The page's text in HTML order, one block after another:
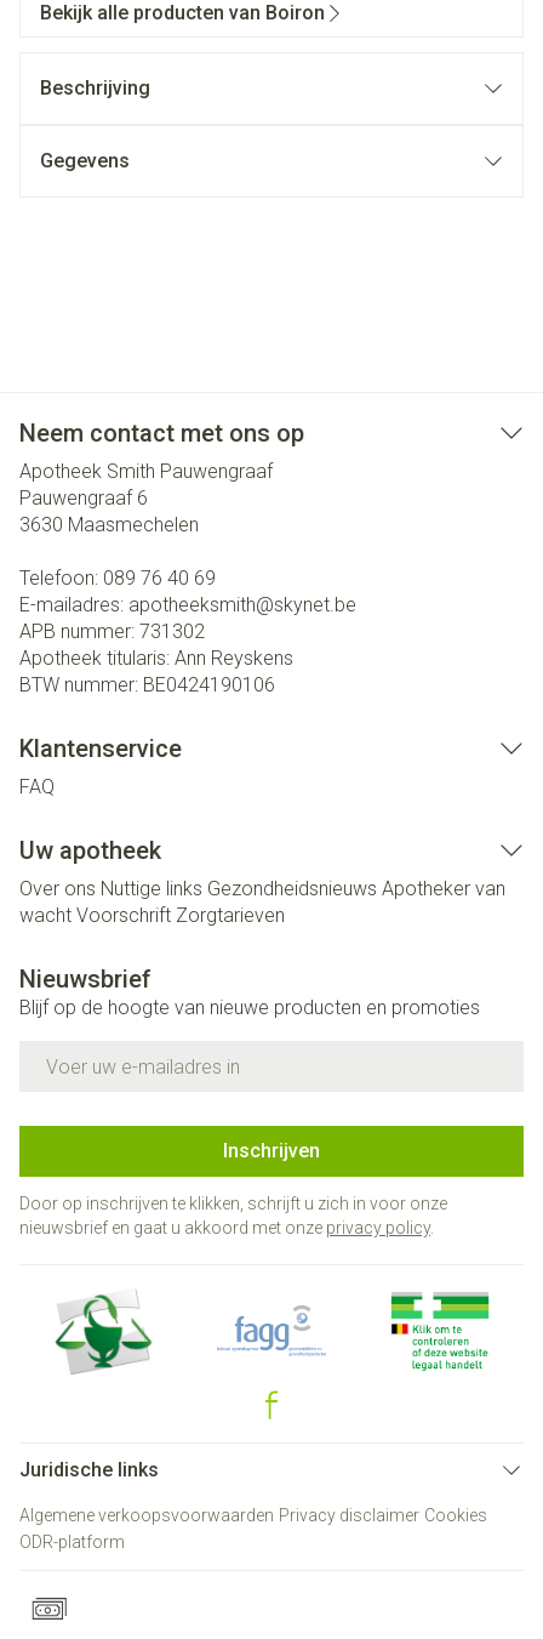
Bekijk alle producten van Boiron
Beschrijving
Gegevens
Neem contact met ons op
Apotheek Smith Pauwengraaf
Pauwengraaf 6
3630 Maasmechelen
Telefoon: 089 76 40 69
E-mailadres: apotheeksmith@skynet.be
APB nummer: 731302
Apotheek titularis: Ann Reyskens
BTW nummer: BE0424190106
Klantenservice
FAQ
Uw apotheek
Over ons Nuttige links Gezondheidsnieuws Apotheker van
wacht Voorschrift Zorgtarieven
Nieuwsbrief
Blijf op de hoogte van nieuwe producten en promoties
Inschrijven
Door op inschrijven te klikken, schrijft u zich in voor onze
nieuwsbrief en gaat u akkoord met onze privacy policy.
Juridische links
Algemene verkoopsvoorwaarden Privacy disclaimer Cookies
ODR-platform